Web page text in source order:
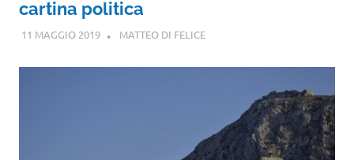
cartina politica
11 MAGGIO 2019 MATTEO DI FELICE